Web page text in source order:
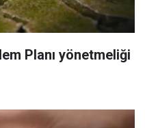
Planı yönetmeliği